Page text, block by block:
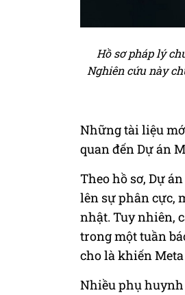
Hồ sơ pháp lý
Nghiên cứu này
Những tài liệu
quan đến Dự án
Theo hồ sơ, Dự
lên sự phân cực,
nhật. Tuy nhiên,
trong một tuần
cho là khiến
Nhiều phụ huynh